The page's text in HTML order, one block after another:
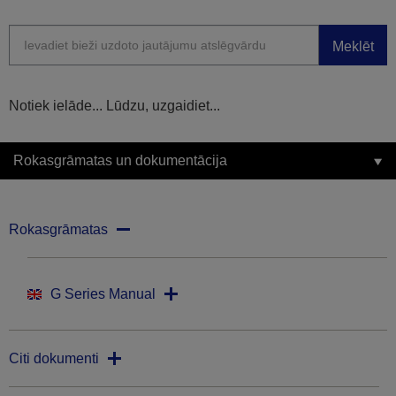
Meklēt
Notiek ielāde... Lūdzu, uzgaidiet...
Rokasgrāmatas un dokumentācija
Rokasgrāmatas
G Series Manual
Citi dokumenti